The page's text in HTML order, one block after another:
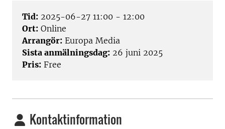
Tid: 2025-06-27 11:00 - 12:00
Ort: Online
Arrangör: Europa Media
Sista anmälningsdag: 26 juni 2025
Pris: Free
Kontaktinformation